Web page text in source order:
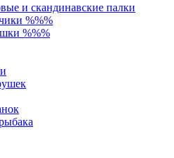
и скандинавские палки
%%%
%%%